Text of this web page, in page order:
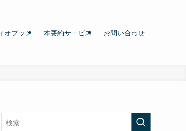
オブック 本要約サービス お問い合わせ